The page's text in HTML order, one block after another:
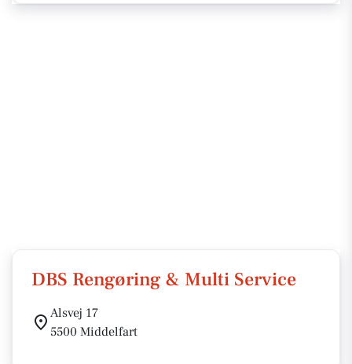
DBS Rengøring & Multi Service
Alsvej 17
5500 Middelfart